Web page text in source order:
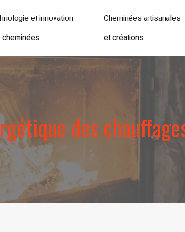
et innovation
Cheminées artisanales
et créations
des